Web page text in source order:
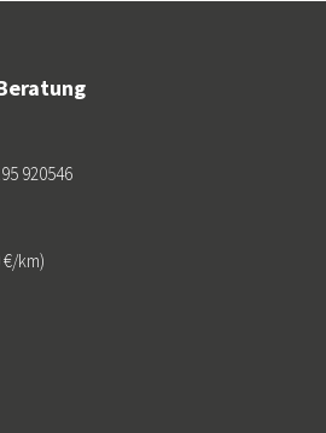
920546
km)